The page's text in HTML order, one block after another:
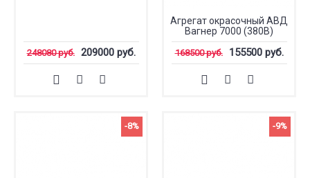
248080 руб. 209000 руб.
Агрегат окрасочный АВД
Вагнер 7000 (380В)
168500 руб. 155500 руб.
-8% -9%